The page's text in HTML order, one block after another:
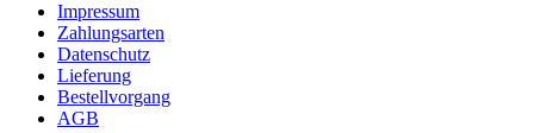
Impressum
Zahlungsarten
Datenschutz
Lieferung
Bestellvorgang
AGB